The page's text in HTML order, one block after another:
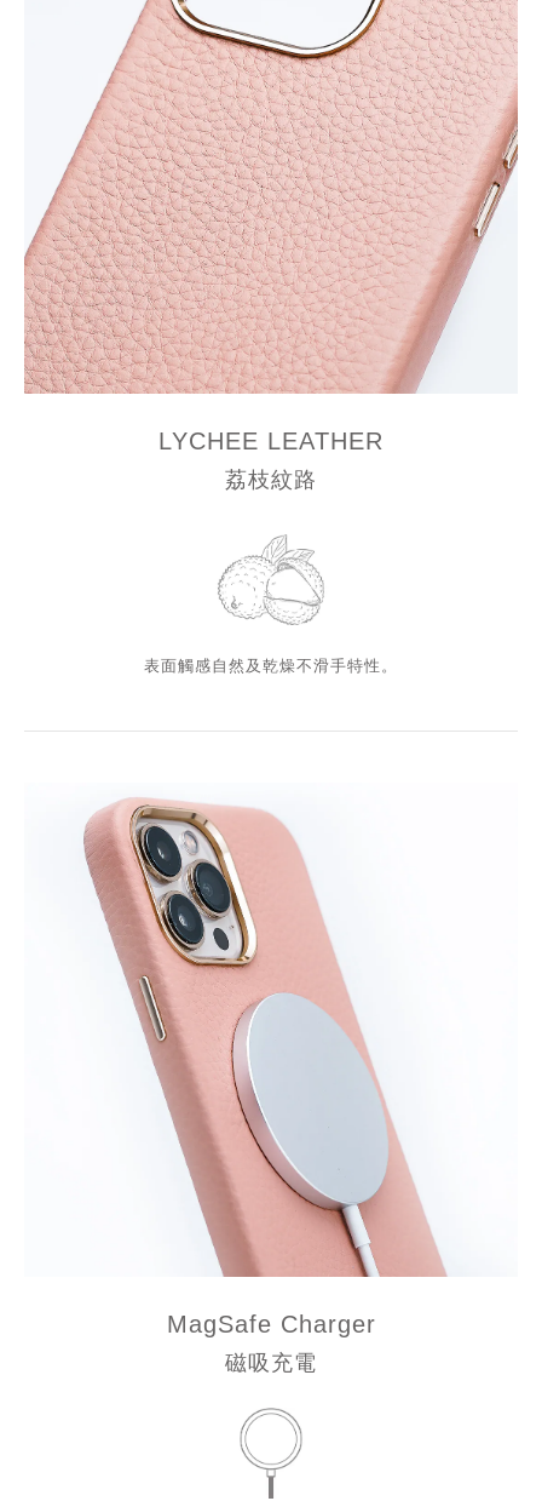
LYCHEE LEATHER
荔枝紋路
表面觸感自然及乾燥不滑手特性。
MagSafe Charger
磁吸充電